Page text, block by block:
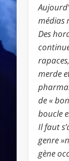
médias
Des
merde
de «
boucle
Il faut
genre
gène